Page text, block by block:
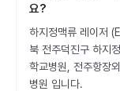
요?
하지정맥류 레이저
북 전주덕진구 하지
학교병원, 전주항장
병원 입니다.